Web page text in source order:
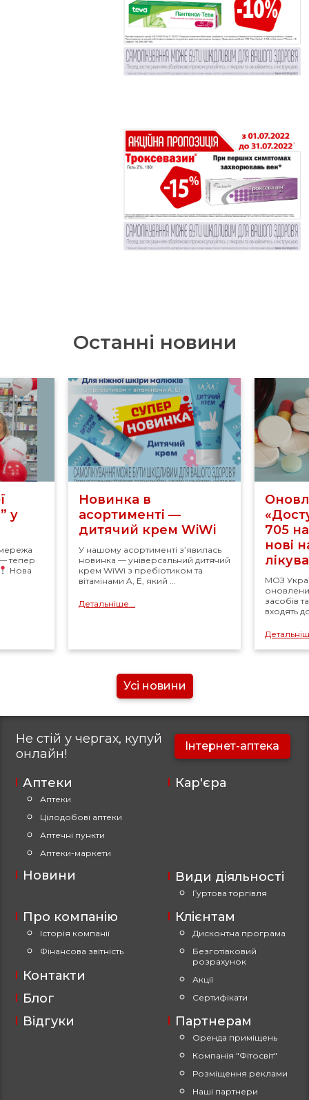
Останні новини
у
тепер
Нова
Новинка в
асортименті —
дитячий крем WiWi
У нашому асортименті з’явилась
новинка — універсальний дитячий
крем WiWi з пребіотиком та
вітамінами A, E, який ...
Детальніше...
705
нові
МОЗ
засобів
входять
Усі новини
Не стій у чергах, купуй
онлайн!
Інтернет-аптека
Аптеки
Аптеки
Цілодобові аптеки
Аптечні пункти
Аптеки-маркети
Про компанію
Історія компанії
Фінансова звітність
Види діяльності
Гуртова торгівля
Контакти
Відгуки
Новини
Клієнтам
Дисконтна програма
Безготівковий
розрахунок
Акції
Сертифікати
Партнерам
Оренда приміщень
Компанія "Фітосвіт"
Розміщення реклами
Наші партнери
Блог
Кар'єра